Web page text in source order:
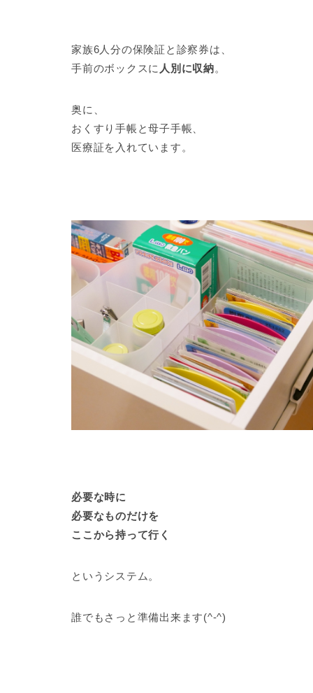
家族6人分の保険証と診察券は、
手前のボックスに 人別に収納。
奥に、
おくすり手帳と母子手帳、
医療証を入れています。
必要な時に
必要なものだけを
ここから持って行く
というシステム。
誰でもさっと準備出来ます(^-^)